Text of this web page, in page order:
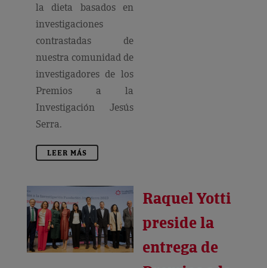
la dieta basados en
investigaciones
contrastadas de
nuestra comunidad de
investigadores de los
Premios a la
Investigación Jesús
Serra.
LEER MÁS
Raquel Yotti
preside la
entrega de